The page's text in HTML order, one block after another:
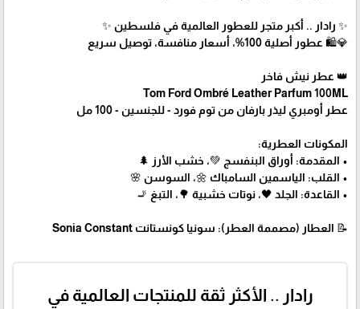
✨ رادار .. أكبر متجر للعطور العالمية في فلسطين ✨
💎🛍️ عطور أصلية 100%، أسعار منافسة، توصيل سريع
👑 عطر نيش فاخر
Tom Ford Ombré Leather Parfum 100ML
عطر أومبري ليذر بارفان من توم فورد - للجنسين - 100 مل
المكونات العطرية:
• المقدمة: أوراق البنفسج 💚، خشب الأرز 🌲
• القلب: الياسمين السامباك 🌼، السوسن 🌸
• القاعدة: الجلد 🖤، نوتات خشبية 🌳، التبغ 🚬
📝 العطار (مصممة العطر): سونيا كونستانت Sonia Constant
رادار .. الأكثر ثقة للمنتجات العالمية في